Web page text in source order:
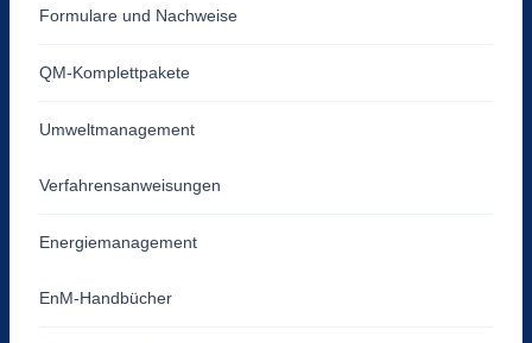
Formulare und Nachweise
QM-Komplettpakete
Umweltmanagement
Verfahrensanweisungen
Energiemanagement
EnM-Handbücher